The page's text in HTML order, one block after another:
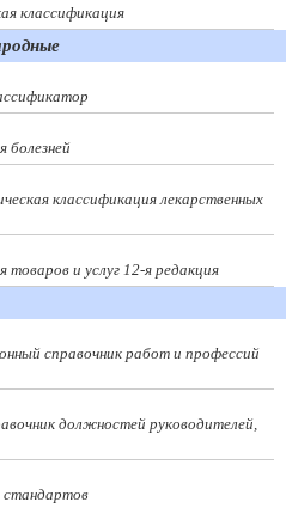
классификация
болезней
классификация лекарственных
и услуг 12-я редакция
справочник работ и профессий
должностей руководителей,
стандартов